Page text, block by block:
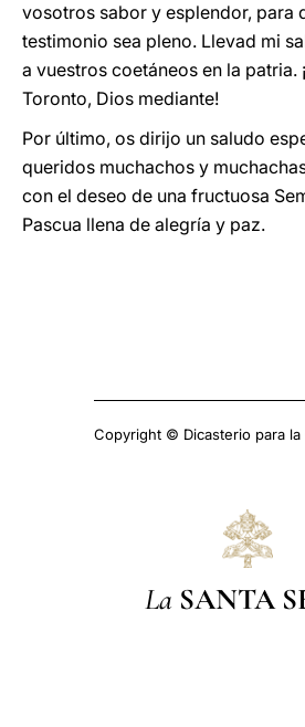
vosotros sabor y esplendor, para
testimonio sea pleno. Llevad mi
a vuestros coetáneos en la patria.
Toronto, Dios mediante!
Por último, os dirijo un saludo
queridos muchachos y
con el deseo de una fructuosa
Pascua llena de alegría y paz.
Copyright © Dicasterio para la
La SANTA